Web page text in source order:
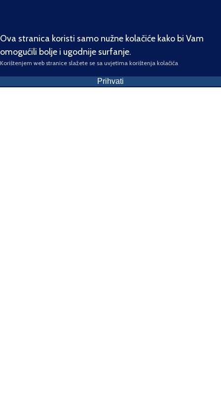
Ova stranica koristi samo nužne kolačiće kako bi Vam
omogućili bolje i ugodnije surfanje.
Korištenjem web stranice slažete se sa uvjetima korištenja kolačića
Prihvati